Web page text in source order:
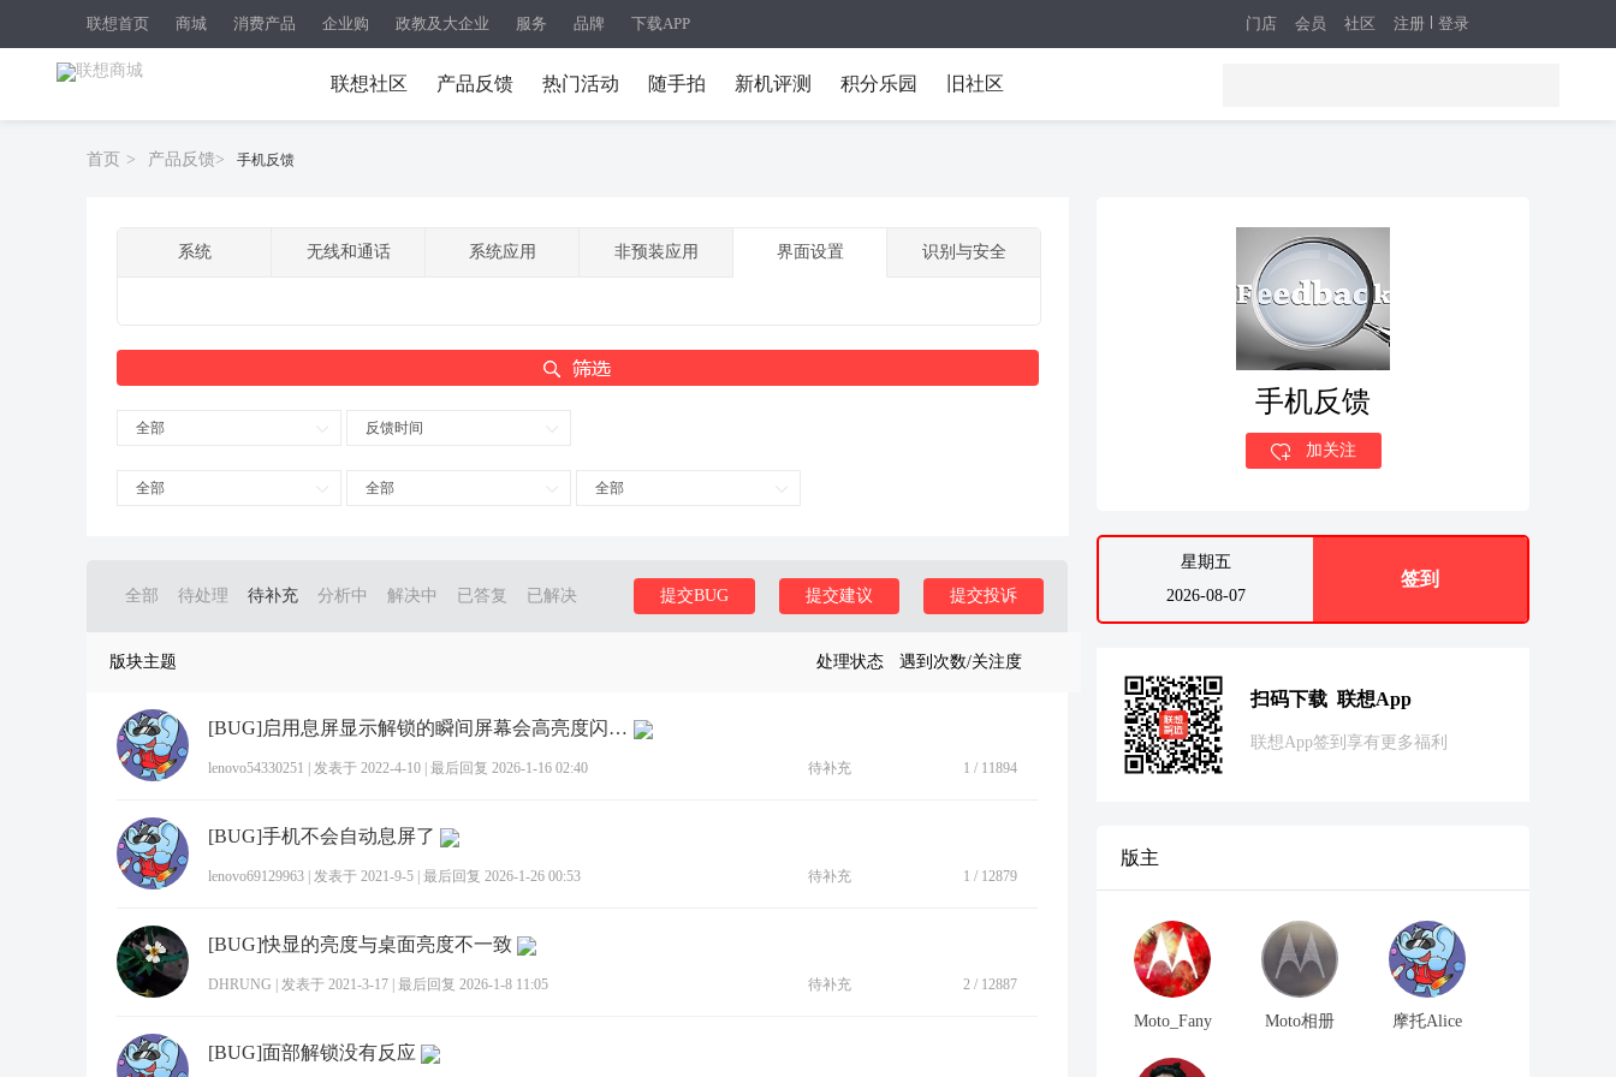
联想首页 商城 消费产品 企业购 政教及大企业 服务 品牌 下载APP 注册 登录
门店 会员 社区
联想社区 产品反馈 热门活动 随手拍 新机评测 积分乐园 旧社区
首页 > 产品反馈> 手机反馈
系统 无线和通话 系统应用 非预装应用 界面设置 识别与安全
全部 反馈时间
全部 全部 全部
全部 待处理 待补充 分析中 解决中 已答复 已解决 提交投诉
提交建议
提交BUG
版块主题 处理状态 遇到次数/关注度
[BUG]启用息屏显示解锁的瞬间屏幕会高亮度闪一下后恢复正常
lenovo54330251 发表于 2022-4-10 最后回复 2026-1-16 02:40 待补充 1 / 11894
[BUG]手机不会自动息屏了
lenovo69129963 发表于 2021-9-5 最后回复 2026-1-26 00:53 待补充 1 / 12879
[BUG]快显的亮度与桌面亮度不一致
DHRUNG 发表于 2021-3-17 最后回复 2026-1-8 11:05 待补充 2 / 12887
[BUG]面部解锁没有反应
手机反馈
加关注
星期五
2026-08-07
签到
扫码下载 联想App
联想App签到享有更多福利
版主
Moto_Fany Moto相册 摩托Alice